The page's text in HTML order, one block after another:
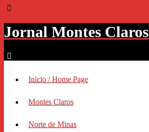
Jornal Montes Claros
Inicio / Home Page
Montes Claros
Norte de Minas